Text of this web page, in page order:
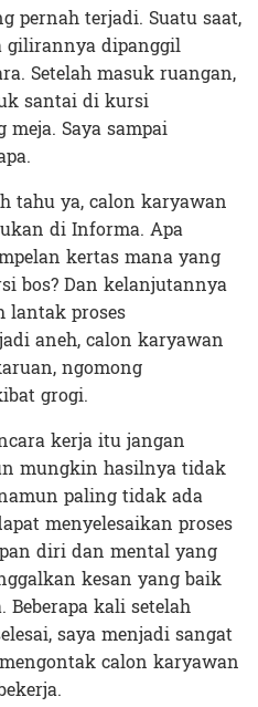
pernah terjadi. Suatu saat,
gilirannya dipanggil
Setelah masuk ruangan,
santai di kursi
Saya sampai
tahu ya, calon karyawan
di Informa. Apa
kertas mana yang
bos? Dan kelanjutannya
lantak proses
aneh, calon karyawan
ngomong
grogi.
kerja itu jangan
mungkin hasilnya tidak
paling tidak ada
menyelesaikan proses
diri dan mental yang
kesan yang baik
kali setelah
saya menjadi sangat
calon karyawan